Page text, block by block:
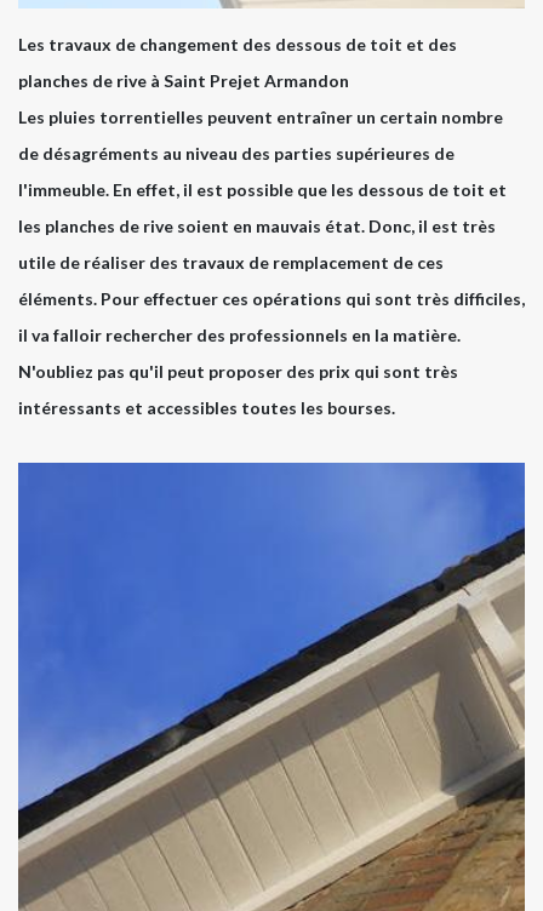
Les travaux de changement des dessous de toit et des
planches de rive à Saint Prejet Armandon
Les pluies torrentielles peuvent entraîner un certain nombre
de désagréments au niveau des parties supérieures de
l'immeuble. En effet, il est possible que les dessous de toit et
les planches de rive soient en mauvais état. Donc, il est très
utile de réaliser des travaux de remplacement de ces
éléments. Pour effectuer ces opérations qui sont très difficiles,
il va falloir rechercher des professionnels en la matière.
N'oubliez pas qu'il peut proposer des prix qui sont très
intéressants et accessibles toutes les bourses.